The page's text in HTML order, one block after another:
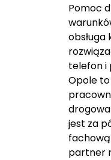
Pomoc
telefon i
Opole to
jest za
partner